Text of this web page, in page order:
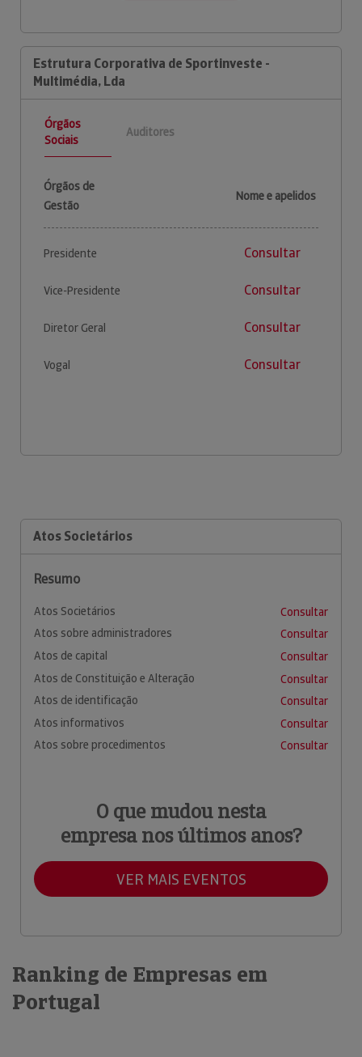
Estrutura Corporativa de Sportinveste -
Multimédia, Lda
Órgãos
Sociais
Auditores
Órgãos de
Gestão
Nome e apelidos
Presidente Consultar
Vice-Presidente Consultar
Diretor Geral Consultar
Vogal Consultar
Atos Societários
Resumo
Atos Societários
Consultar
Atos sobre administradores
Consultar
Atos de capital
Consultar
Atos de Constituição e Alteração
Consultar
Atos de identificação
Consultar
Atos informativos
Consultar
Atos sobre procedimentos
Consultar
O que mudou nesta
empresa nos últimos anos?
VER MAIS EVENTOS
Ranking de Empresas em
Portugal